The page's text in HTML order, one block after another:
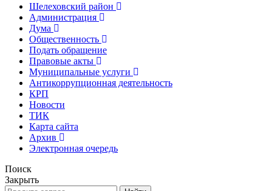
Шелеховский район
Администрация
Дума
Общественность
Подать обращение
Правовые акты
Муниципальные услуги
Антикоррупционная деятельность
КРП
Новости
ТИК
Карта сайта
Архив
Электронная очередь
Поиск
Закрыть